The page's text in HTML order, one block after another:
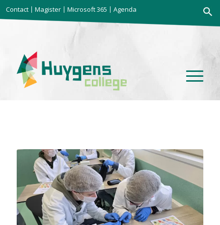
Contact Magister Microsoft 365 Agenda
naar: